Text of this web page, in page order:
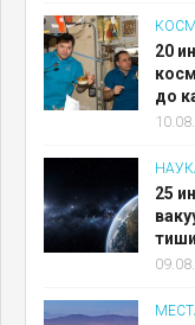
20
до
25